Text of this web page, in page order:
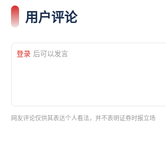
用户评论
登录 后可以发言
网友评论仅供其表达个人看法，并不表明证券时报立场